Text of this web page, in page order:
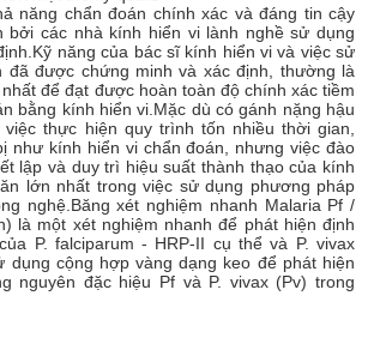
năng chẩn đoán chính xác và đáng tin cậy
bởi các nhà kính hiển vi lành nghề sử dụng
năng của bác sĩ kính hiển vi và việc sử
đã được chứng minh và xác định, thường là
để đạt được hoàn toàn độ chính xác tiềm
bằng kính hiển vi.Mặc dù có gánh nặng hậu
thực hiện quy trình tốn nhiều thời gian,
như kính hiển vi chẩn đoán, nhưng việc đào
lập và duy trì hiệu suất thành thạo của kính
lớn nhất trong việc sử dụng phương pháp
nghệ.Băng xét nghiệm nhanh Malaria Pf /
là một xét nghiệm nhanh để phát hiện định
P. falciparum - HRP-II cụ thể và P. vivax
dụng cộng hợp vàng dạng keo để phát hiện
nguyên đặc hiệu Pf và P. vivax (Pv) trong